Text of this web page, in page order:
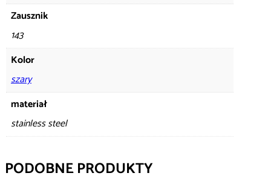
Zausznik
143
Kolor
szary
materiał
stainless steel
PODOBNE PRODUKTY